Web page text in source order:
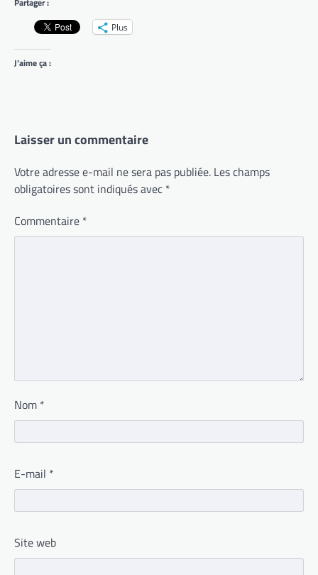
Plus
J’aime ça :
Laisser un commentaire
Votre adresse e-mail ne sera pas publiée. Les champs
obligatoires sont indiqués avec *
Commentaire *
Nom *
E-mail *
Site web